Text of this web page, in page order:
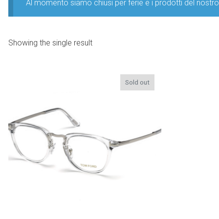
Al momento siamo chiusi per ferie e i prodotti del
Showing the single result
Sold out